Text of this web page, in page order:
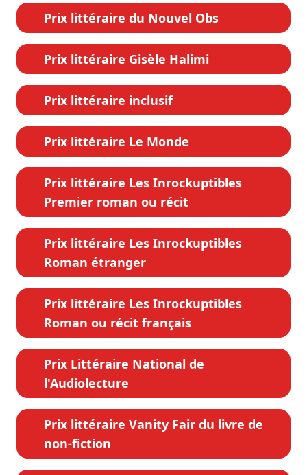
Prix littéraire du Nouvel Obs
Prix littéraire Gisèle Halimi
Prix littéraire inclusif
Prix littéraire Le Monde
Prix littéraire Les Inrockuptibles
Premier roman ou récit
Prix littéraire Les Inrockuptibles
Roman étranger
Prix littéraire Les Inrockuptibles
Roman ou récit français
Prix Littéraire National de
l'Audiolecture
Prix littéraire Vanity Fair du livre de
non-fiction